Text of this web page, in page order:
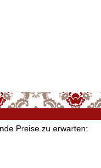
Preise zu erwarten: